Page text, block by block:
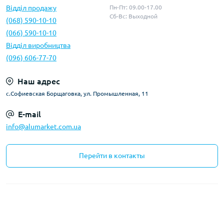
Відділ продажу
(068) 590-10-10
(066) 590-10-10
Відділ виробництва
(096) 606-77-70
Пн-Пт: 09.00-17.00
Сб-Вс: Выходной
Наш адрес
с.Софиевская Борщаговка, ул. Промышленная, 11
E-mail
info@alumarket.com.ua
Перейти в контакты